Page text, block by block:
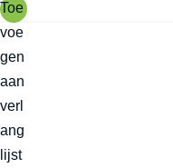
Toe
voe
gen
aan
verl
ang
lijst